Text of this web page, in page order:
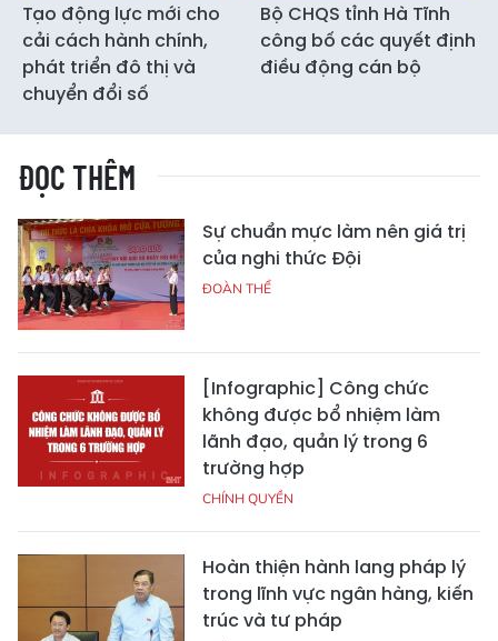
Tạo động lực mới cho
cải cách hành chính,
phát triển đô thị và
chuyển đổi số
Bộ CHQS tỉnh Hà Tĩnh
công bố các quyết định
điều động cán bộ
ĐỌC THÊM
Sự chuẩn mực làm nên giá trị
của nghi thức Đội
ĐOÀN THỂ
[Infographic] Công chức
không được bổ nhiệm làm
lãnh đạo, quản lý trong 6
trường hợp
CHÍNH QUYỀN
Hoàn thiện hành lang pháp lý
trong lĩnh vực ngân hàng, kiến
trúc và tư pháp